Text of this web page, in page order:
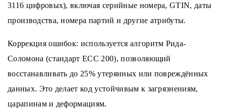
3116 цифровых), включая серийные номера, GTIN, даты
производства, номера партий и другие атрибуты.
Коррекция ошибок: используется алгоритм Рида-
Соломона (стандарт ECC 200), позволяющий
восстанавливать до 25% утерянных или повреждённых
данных. Это делает код устойчивым к загрязнениям,
царапинам и деформациям.